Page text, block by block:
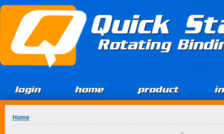
Jump to Content
Quick
Rotating
login home product
You are here
Home